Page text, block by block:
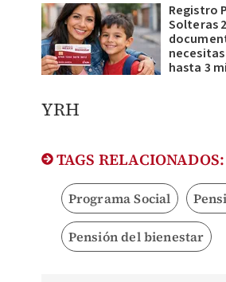
Registro
Solteras
hasta 3
YRH
TAGS RELACIONADOS:
Programa Social
Pensión del bienestar